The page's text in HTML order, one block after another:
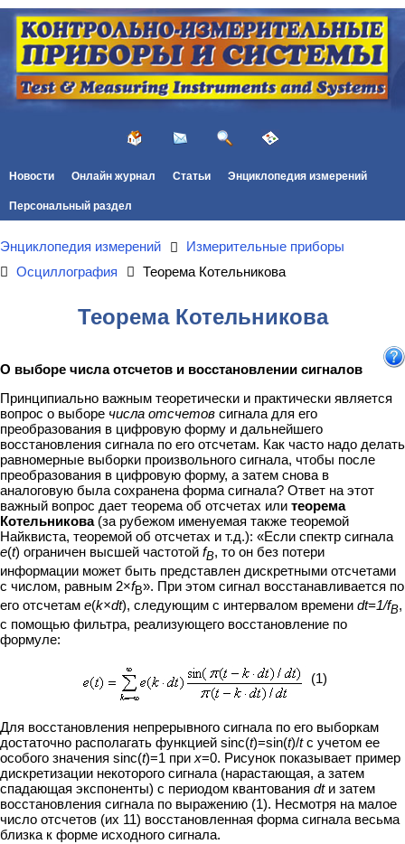
Новости Онлайн журнал Статьи Энциклопедия измерений
Персональный раздел
Энциклопедия измерений
Измерительные приборы
Осциллография
Теорема Котельникова
Теорема Котельникова
О выборе числа отсчетов и восстановлении сигналов
Принципиально важным теоретически и практически является
вопрос о выборе числа отсчетов сигнала для его
преобразования в цифровую форму и дальнейшего
восстановления сигнала по его отсчетам. Как часто надо делать
равномерные выборки произвольного сигнала, чтобы после
преобразования в цифровую форму, а затем снова в
аналоговую была сохранена форма сигнала? Ответ на этот
важный вопрос дает теорема об отсчетах или теорема
Котельникова(за рубежом именуемая также теоремой
Найквиста, теоремой об отсчетах и т.д.): «Если спектр сигнала
e(t) ограничен высшей частотой fВ, то он без потери
информации может быть представлен дискретными отсчетами
с числом, равным 2×fВ». При этом сигнал восстанавливается по
его отсчетам e(k×dt), следующим с интервалом времени dt=1/fВ,
с помощью фильтра, реализующего восстановление по
формуле:
(1)
Для восстановления непрерывного сигнала по его выборкам
достаточно располагать функцией sinc(t)=sin(t)/tс учетом ее
особого значения sinc(t)=1 при x=0. Рисунок показывает пример
дискретизации некоторого сигнала (нарастающая, а затем
спадающая экспоненты) с периодом квантования dtи затем
восстановления сигнала по выражению (1). Несмотря на малое
число отсчетов (их 11) восстановленная форма сигнала весьма
близка к форме исходного сигнала.